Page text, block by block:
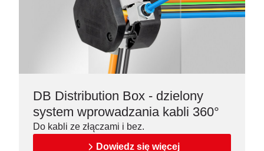
DB Distribution Box - dzielony
system wprowadzania kabli 360°
Do kabli ze złączami i bez.
Dowiedz się więcej